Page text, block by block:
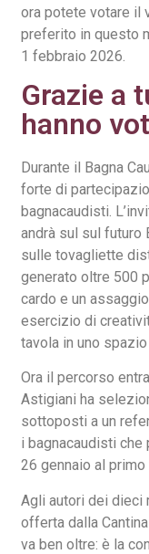
ora potete votare il
preferito in questo
1 febbraio 2026.
Grazie a
hanno
Durante il Bagna
forte di
bagnacaudisti.
andrà sul sul futuro
sulle tovagliette
generato oltre 500
cardo e un
esercizio di
tavola in uno
Ora il percorso
Astigiani ha
sottoposti a un
i bagnacaudisti che
26 gennaio al
Agli autori dei dieci
offerta dalla
va ben oltre: è la